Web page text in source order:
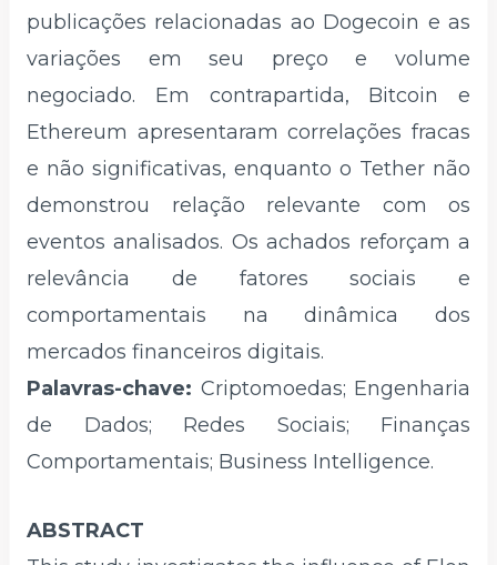
publicações relacionadas ao Dogecoin e as
variações em seu preço e volume
negociado. Em contrapartida, Bitcoin e
Ethereum apresentaram correlações fracas
e não significativas, enquanto o Tether não
demonstrou relação relevante com os
eventos analisados. Os achados reforçam a
relevância de fatores sociais e
comportamentais na dinâmica dos
mercados financeiros digitais.
Palavras-chave: Criptomoedas; Engenharia
de Dados; Redes Sociais; Finanças
Comportamentais; Business Intelligence.
ABSTRACT